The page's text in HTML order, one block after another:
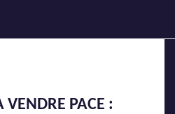
PACE :